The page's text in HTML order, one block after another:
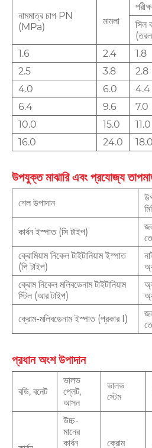
নামমাত্র চাপ PN
(MPa)
মামলা
সিল
1.6
2.4 1.8
2.5
3.8 2.8
4.0
6.0 4.4
6.4
9.6 7.0
10.0
15.0 11.0
16.0
24.0 18.0
উপযুক্ত মাঝারি এবং প্রযোজ্য
শেল উপাদান
কার্বন ইস্পাত (সি টাইপ)
ক্রোমিয়াম নিকেল টাইটানিয়াম ইস্পাত
(পি টাইপ)
ক্রোম নিকেল মলিবডেনাম টাইটানিয়াম
স্টিল (আর টাইপ)
ক্রোম-মলিবডেনাম ইস্পাত (প্রকার I)
প্রধান অংশ উপাদান
বডি, বনেট
ভালভ
প্লেট,
আসন
ভালভ
স্টেম
উচ্চ-
মানের
কার্বন
ক্রোম